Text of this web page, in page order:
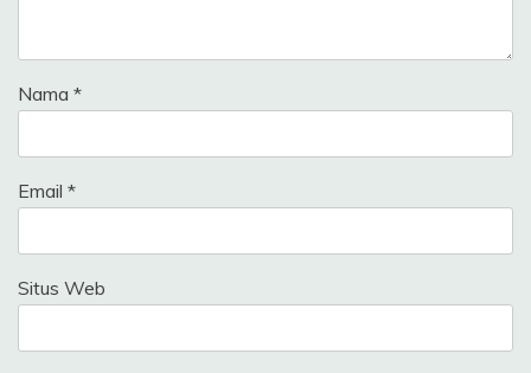
Nama *
Email *
Situs Web